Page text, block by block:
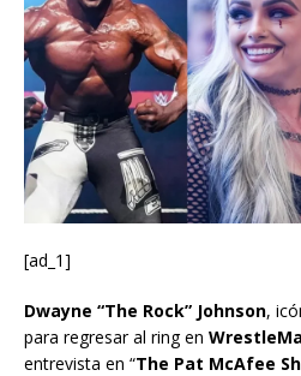
[ad_1]
Dwayne “The Rock” Johnson,
para regresar al ring en
entrevista en “The Pat McAfee